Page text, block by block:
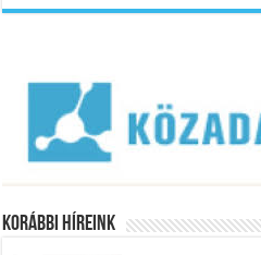
Korábbi Híreink